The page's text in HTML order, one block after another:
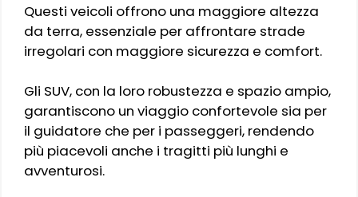
Questi veicoli offrono una maggiore altezza
da terra, essenziale per affrontare strade
irregolari con maggiore sicurezza e comfort.
Gli SUV, con la loro robustezza e spazio ampio,
garantiscono un viaggio confortevole sia per
il guidatore che per i passeggeri, rendendo
più piacevoli anche i tragitti più lunghi e
avventurosi.